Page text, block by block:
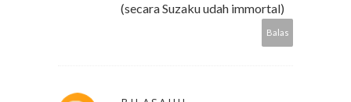
(secara Suzaku udah immortal)
Balas